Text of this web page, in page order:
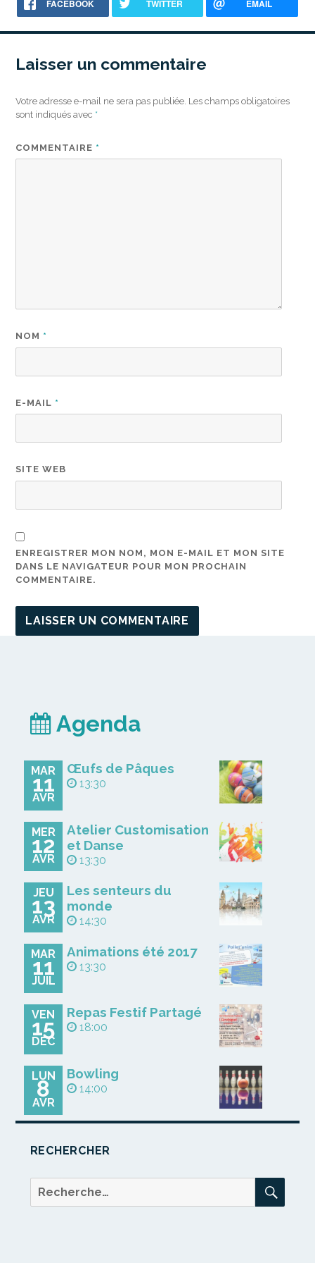
FACEBOOK TWITTER EMAIL
Laisser un commentaire
Votre adresse e-mail ne sera pas publiée. Les champs obligatoires
sont indiqués avec *
COMMENTAIRE *
NOM *
E-MAIL *
SITE WEB
ENREGISTRER MON NOM, MON E-MAIL ET MON SITE
DANS LE NAVIGATEUR POUR MON PROCHAIN
COMMENTAIRE.
Agenda
MAR
11
AVR
Œufs de Pâques
13:30
MER
12
AVR
Atelier Customisation
et Danse
13:30
JEU
13
AVR
Les senteurs du
monde
14:30
MAR
11
JUIL
Animations été 2017
13:30
VEN
15
DÉC
Repas Festif Partagé
18:00
LUN
8
AVR
Bowling
14:00
RECHERCHER
Recherche